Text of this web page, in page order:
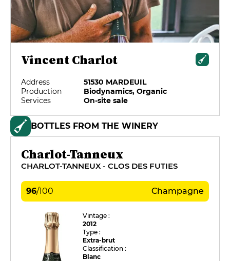
Vincent Charlot
Address
51530 MARDEUIL
Production
Biodynamics, Organic
Services
On-site sale
BOTTLES FROM THE WINERY
Charlot-Tanneux
CHARLOT-TANNEUX - CLOS DES FUTIES
96/100 Champagne
Vintage :
2012
Type :
Extra-brut
Classification :
Blanc